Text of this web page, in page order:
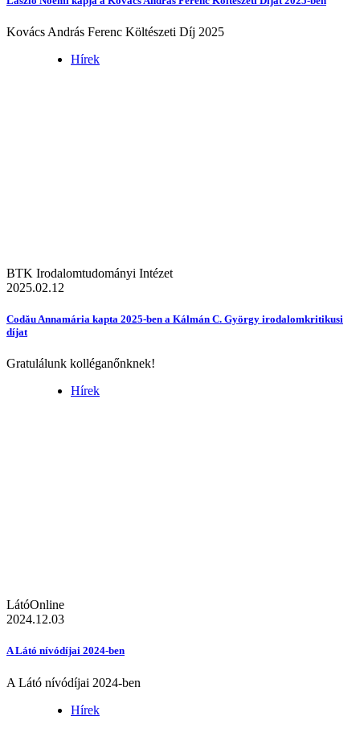
Kovács András Ferenc Költészeti Díj 2025
Hírek
BTK Irodalomtudományi Intézet
2025.02.12
Codău Annamária kapta 2025-ben a Kálmán C. György irodalomkritikusi
díjat
Gratulálunk kolléganőnknek!
Hírek
LátóOnline
2024.12.03
A Látó nívódíjai 2024-ben
A Látó nívódíjai 2024-ben
Hírek